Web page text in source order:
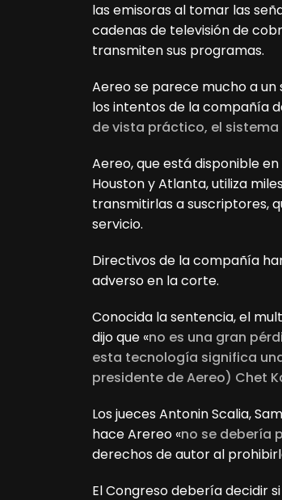
las emisoras al tomar las
cadenas de televisión de
transmiten sus programas.
Aereo se parece mucho a
los intentos de la compañía
de vista práctico, el
Aereo, que está disponible
Houston y Atlanta, utiliza
transmitirlas a suscriptores,
servicio.
Directivos de la compañía
adverso en la corte.
Conocida la sentencia, el
dijo que «no es una gran
esta tecnología significa
presidente de Aereo) Chet
Los jueces Antonin Scalia,
hace Arereo «no se debería
derechos de autor al
El Congreso debería decidir si